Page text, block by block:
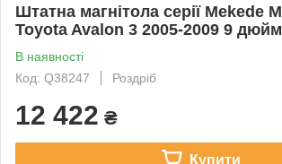
Штатна магнітола серії Mekede
Toyota Avalon 3 2005-2009 9
В наявності
Код: Q38247
Роздріб
12 422 ₴
Купити